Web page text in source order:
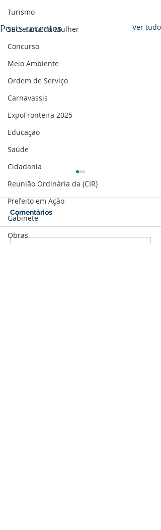
Turismo
Secretaria da Mulher
Concurso
Meio Ambiente
Ordem de Serviço
Carnavassis
ExpoFronteira 2025
Educação
Saúde
Cidadania
Reunião Ordinária da (CIR)
Prefeito em Ação
Gabinete
Obras
Posts recentes Ver tudo
NOTA DE PESAR
Comentários